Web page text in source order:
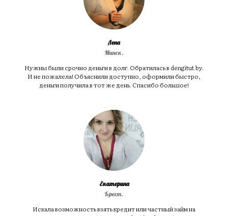
Лена
Минск.
Нужны были срочно деньги в долг. Обратилась в dengitut.by.
И не пожалела! Объяснили доступно, оформили быстро,
деньги получила в тот же день. Спасибо большое!
Екатерина
Брест.
Искала возможность взять кредит или частный займ на